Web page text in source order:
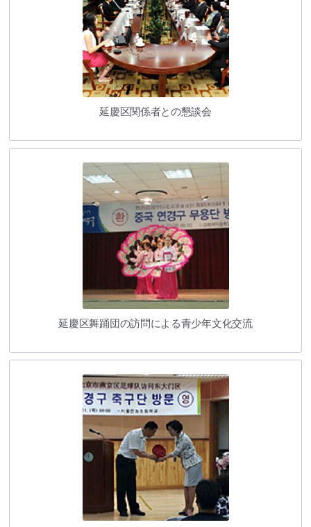
延慶区関係者との懇談会
延慶区舞踊団の訪問による青少年文化交流